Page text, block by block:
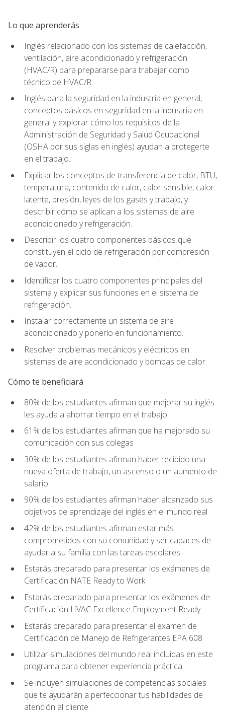
Lo que aprenderás
Inglés relacionado con los sistemas de calefacción,
ventilación, aire acondicionado y refrigeración
(HVAC/R) para prepararse para trabajar como
técnico de HVAC/R.
Inglés para la seguridad en la industria en general,
conceptos básicos en seguridad en la industria en
general y explorar cómo los requisitos de la
Administración de Seguridad y Salud Ocupacional
(OSHA por sus siglas en inglés) ayudan a protegerte
en el trabajo.
Explicar los conceptos de transferencia de calor, BTU,
temperatura, contenido de calor, calor sensible, calor
latente, presión, leyes de los gases y trabajo, y
describir cómo se aplican a los sistemas de aire
acondicionado y refrigeración.
Describir los cuatro componentes básicos que
constituyen el ciclo de refrigeración por compresión
de vapor.
Identificar los cuatro componentes principales del
sistema y explicar sus funciones en el sistema de
refrigeración.
Instalar correctamente un sistema de aire
acondicionado y ponerlo en funcionamiento.
Resolver problemas mecánicos y eléctricos en
sistemas de aire acondicionado y bombas de calor.
Cómo te beneficiará
80% de los estudiantes afirman que mejorar su inglés
les ayuda a ahorrar tiempo en el trabajo
61% de los estudiantes afirman que ha mejorado su
comunicación con sus colegas
30% de los estudiantes afirman haber recibido una
nueva oferta de trabajo, un ascenso o un aumento de
salario
90% de los estudiantes afirman haber alcanzado sus
objetivos de aprendizaje del inglés en el mundo real
42% de los estudiantes afirman estar más
comprometidos con su comunidad y ser capaces de
ayudar a su familia con las tareas escolares
Estarás preparado para presentar los exámenes de
Certificación NATE Ready to Work
Estarás preparado para presentar los exámenes de
Certificación HVAC Excellence Employment Ready
Estarás preparado para presentar el examen de
Certificación de Manejo de Refrigerantes EPA 608
Utilizar simulaciones del mundo real incluidas en este
programa para obtener experiencia práctica
Se incluyen simulaciones de competencias sociales
que te ayudarán a perfeccionar tus habilidades de
atención al cliente.